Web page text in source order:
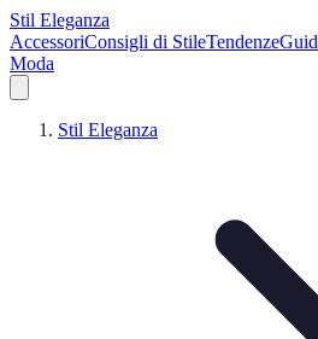
Stil Eleganza
AccessoriConsigli di StileTendenze
Moda
Stil Eleganza